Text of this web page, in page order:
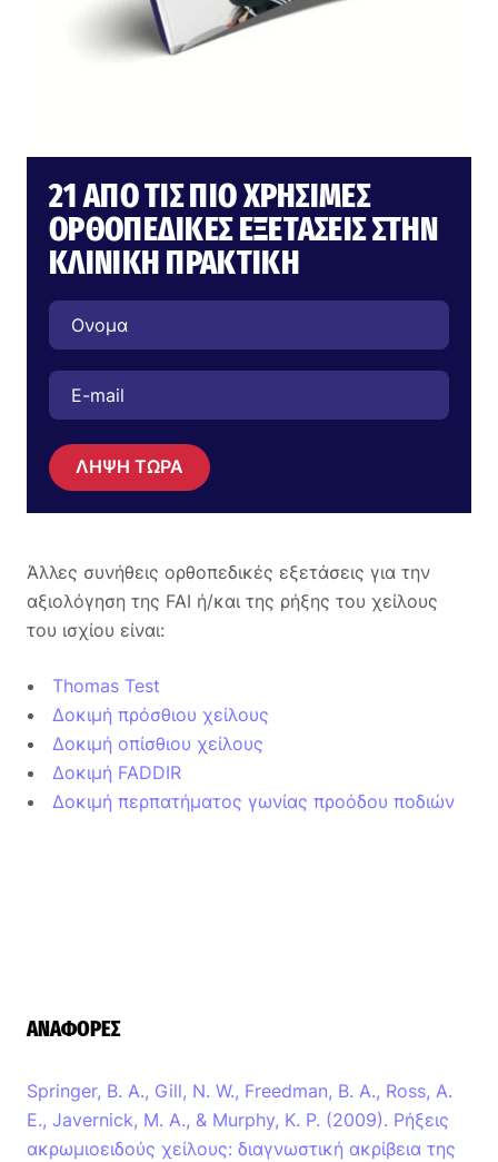
21 ΑΠΌ ΤΙΣ ΠΙΟ ΧΡΉΣΙΜΕΣ
ΟΡΘΟΠΕΔΙΚΈΣ ΕΞΕΤΆΣΕΙΣ ΣΤΗΝ
ΚΛΙΝΙΚΉ ΠΡΑΚΤΙΚΉ
ΛΗΨΗ ΤΩΡΑ
Άλλες συνήθεις ορθοπεδικές εξετάσεις για την
αξιολόγηση της FAI ή/και της ρήξης του χείλους
του ισχίου είναι:
Thomas Test
Δοκιμή πρόσθιου χείλους
Δοκιμή οπίσθιου χείλους
Δοκιμή FADDIR
Δοκιμή περπατήματος γωνίας προόδου ποδιών
ΑΝΑΦΟΡΈΣ
Springer, B. A., Gill, N. W., Freedman, B. A., Ross, A.
E., Javernick, M. A., & Murphy, K. P. (2009). Ρήξεις
ακρωμιοειδούς χείλους: διαγνωστική ακρίβεια της